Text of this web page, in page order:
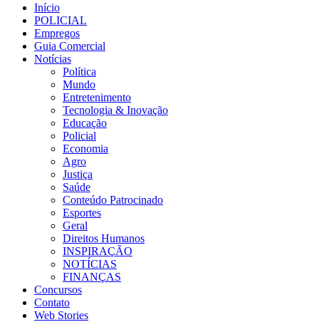
Início
POLICIAL
Empregos
Guia Comercial
Notícias
Política
Mundo
Entretenimento
Tecnologia & Inovação
Educação
Policial
Economia
Agro
Justiça
Saúde
Conteúdo Patrocinado
Esportes
Geral
Direitos Humanos
INSPIRAÇÃO
NOTÍCIAS
FINANÇAS
Concursos
Contato
Web Stories